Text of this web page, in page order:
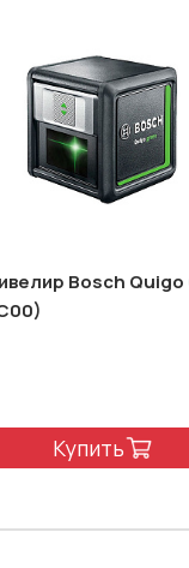
Bosch Quigo
Купить